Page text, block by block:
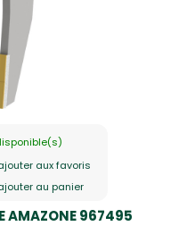
aux favoris
au panier
AMAZONE 967495